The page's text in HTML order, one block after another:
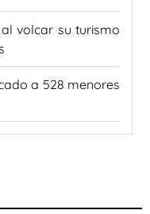
volcar su turismo
a 528 menores